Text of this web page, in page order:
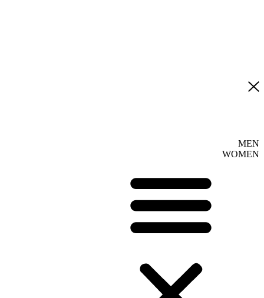
MEN
WOMEN